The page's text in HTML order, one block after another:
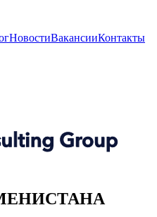
НовостиВакансииКонтакты